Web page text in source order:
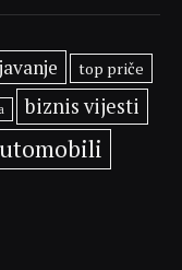
top priče
biznis vijesti